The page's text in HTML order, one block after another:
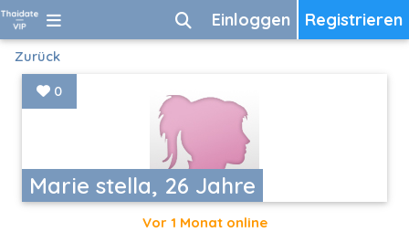
Registrieren
Einloggen
Zurück
Marie stella, 26 Jahre
0
Vor 1 Monat online